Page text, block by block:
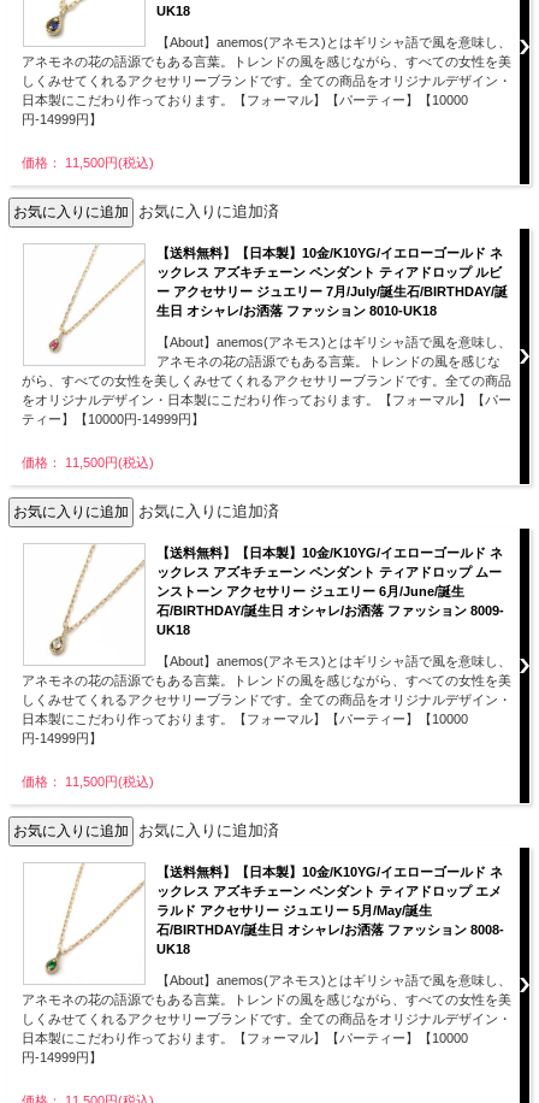
UK18
【About】anemos(アネモス)とはギリシャ語で風を意味し、
アネモネの花の語源でもある言葉。トレンドの風を感じながら、すべての女性を美
しくみせてくれるアクセサリーブランドです。全ての商品をオリジナルデザイン・
日本製にこだわり作っております。【フォーマル】【パーティー】【10000
円-14999円】
価格： 11,500円(税込)
お気に入りに追加済
【送料無料】【日本製】10金/K10YG/イエローゴールド ネ
ックレス アズキチェーン ペンダント ティアドロップ ルビ
ー アクセサリー ジュエリー 7月/July/誕生石/BIRTHDAY/誕
生日 オシャレ/お洒落 ファッション 8010-UK18
【About】anemos(アネモス)とはギリシャ語で風を意味し、
アネモネの花の語源でもある言葉。トレンドの風を感じな
がら、すべての女性を美しくみせてくれるアクセサリーブランドです。全ての商品
をオリジナルデザイン・日本製にこだわり作っております。【フォーマル】【パー
ティー】【10000円-14999円】
価格： 11,500円(税込)
お気に入りに追加済
【送料無料】【日本製】10金/K10YG/イエローゴールド ネ
ックレス アズキチェーン ペンダント ティアドロップ ムー
ンストーン アクセサリー ジュエリー 6月/June/誕生
石/BIRTHDAY/誕生日 オシャレ/お洒落 ファッション 8009-
UK18
【About】anemos(アネモス)とはギリシャ語で風を意味し、
アネモネの花の語源でもある言葉。トレンドの風を感じながら、すべての女性を美
しくみせてくれるアクセサリーブランドです。全ての商品をオリジナルデザイン・
日本製にこだわり作っております。【フォーマル】【パーティー】【10000
円-14999円】
価格： 11,500円(税込)
お気に入りに追加済
【送料無料】【日本製】10金/K10YG/イエローゴールド ネ
ックレス アズキチェーン ペンダント ティアドロップ エメ
ラルド アクセサリー ジュエリー 5月/May/誕生
石/BIRTHDAY/誕生日 オシャレ/お洒落 ファッション 8008-
UK18
【About】anemos(アネモス)とはギリシャ語で風を意味し、
アネモネの花の語源でもある言葉。トレンドの風を感じながら、すべての女性を美
しくみせてくれるアクセサリーブランドです。全ての商品をオリジナルデザイン・
日本製にこだわり作っております。【フォーマル】【パーティー】【10000
円-14999円】
価格： 11,500円(税込)